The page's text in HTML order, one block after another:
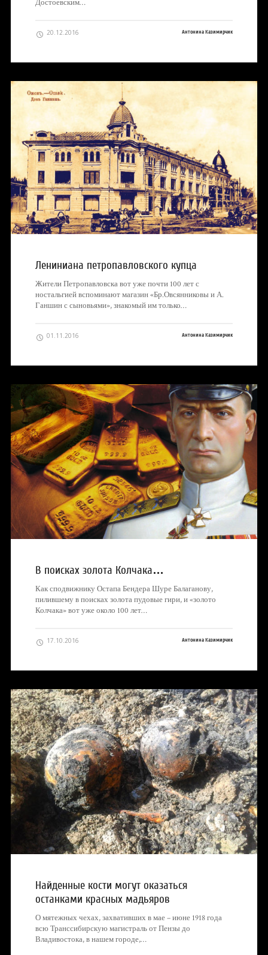
Достоевским…
20.12.2016 Антонина Казимирчик
Лениниана петропавловского купца
Жители Петропавловска вот уже почти 100 лет с
ностальгией вспоминают магазин «Бр.Овсянниковы и А.
Ганшин с сыновьями», знакомый им только…
01.11.2016 Антонина Казимирчик
В поисках золота Колчака…
Как сподвижнику Остапа Бендера Шуре Балаганову,
пилившему в поисках золота пудовые гири, и «золото
Колчака» вот уже около 100 лет…
17.10.2016 Антонина Казимирчик
Найденные кости могут оказаться
останками красных мадьяров
О мятежных чехах, захвативших в мае – июне 1918 года
всю Транссибирскую магистраль от Пензы до
Владивостока, в нашем городе,…